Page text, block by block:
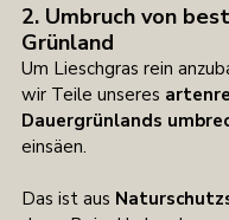
2. Umbruch von
Grünland
Um Lieschgras rein
wir Teile unseres
Dauergrünlands
einsäen.
Das ist aus